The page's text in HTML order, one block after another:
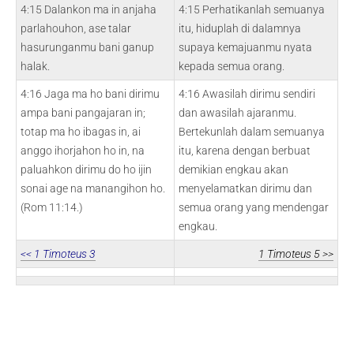
4:15 Dalankon ma in anjaha
parlahouhon, ase talar
hasurunganmu bani ganup
halak.
4:15 Perhatikanlah semuanya
itu, hiduplah di dalamnya
supaya kemajuanmu nyata
kepada semua orang.
4:16 Jaga ma ho bani dirimu
ampa bani pangajaran in;
totap ma ho ibagas in, ai
anggo ihorjahon ho in, na
paluahkon dirimu do ho ijin
sonai age na manangihon ho.
(Rom 11:14.)
4:16 Awasilah dirimu sendiri
dan awasilah ajaranmu.
Bertekunlah dalam semuanya
itu, karena dengan berbuat
demikian engkau akan
menyelamatkan dirimu dan
semua orang yang mendengar
engkau.
<< 1 Timoteus 3 1 Timoteus 5 >>